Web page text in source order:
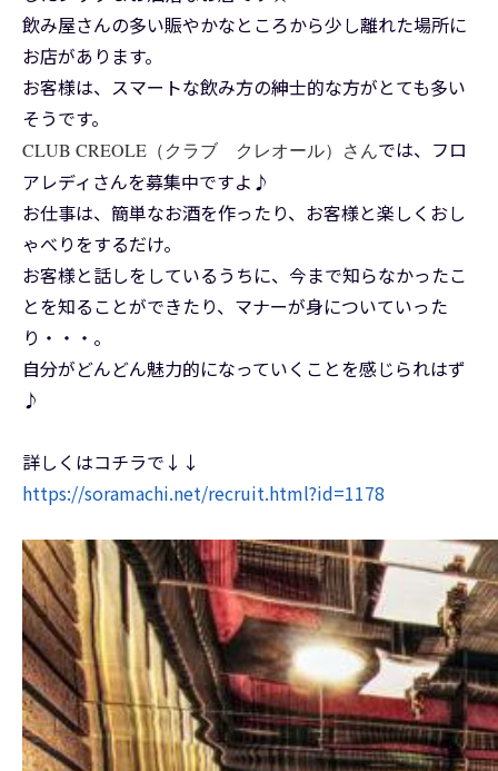
飲み屋さんの多い賑やかなところから少し離れた場所に
お店があります。
お客様は、スマートな飲み方の紳士的な方がとても多い
そうです。
CLUB CREOLE（クラブ クレオール）さんでは、フロ
アレディさんを募集中ですよ♪
お仕事は、簡単なお酒を作ったり、お客様と楽しくおし
ゃべりをするだけ。
お客様と話しをしているうちに、今まで知らなかったこ
とを知ることができたり、マナーが身についていった
り・・・。
自分がどんどん魅力的になっていくことを感じられはず
♪
詳しくはコチラで↓↓
https://soramachi.net/recruit.html?id=1178